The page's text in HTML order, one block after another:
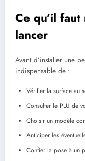
Ce qu’il
lancer
Avant d’installer une
indispensable de :
Vérifier la surface au
Consulter le PLU de
Choisir un modèle
Anticiper les
Confier la pose à un